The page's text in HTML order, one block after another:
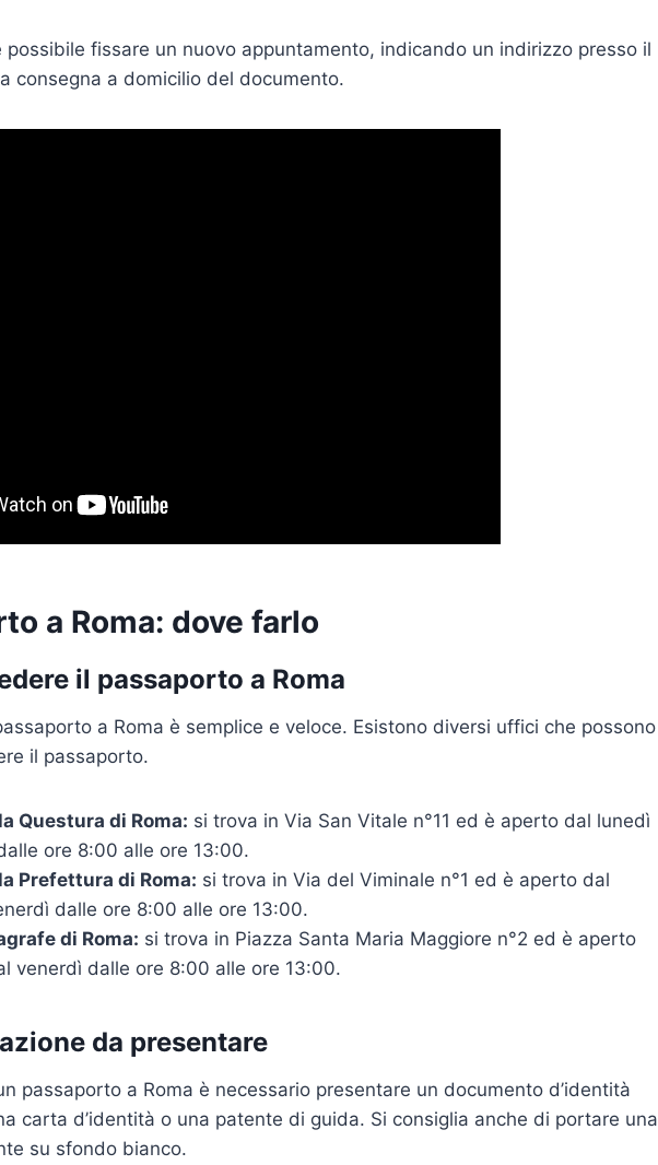
possibile fissare un nuovo appuntamento, indicando un indirizzo presso il
consegna a domicilio del documento.
a Roma: dove farlo
il passaporto a Roma
a Roma è semplice e veloce. Esistono diversi uffici che possono
il passaporto.
Questura di Roma: si trova in Via San Vitale n°11 ed è aperto dal lunedì
ore 8:00 alle ore 13:00.
Prefettura di Roma: si trova in Via del Viminale n°1 ed è aperto dal
dalle ore 8:00 alle ore 13:00.
di Roma: si trova in Piazza Santa Maria Maggiore n°2 ed è aperto
venerdì dalle ore 8:00 alle ore 13:00.
da presentare
passaporto a Roma è necessario presentare un documento d’identità
carta d’identità o una patente di guida. Si consiglia anche di portare una
su sfondo bianco.